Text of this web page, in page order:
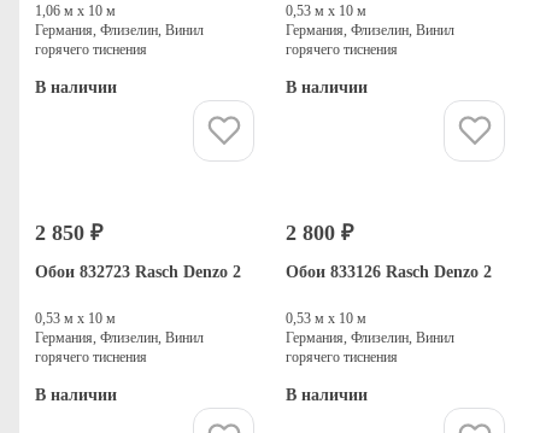
1,06 м х 10 м
Германия, Флизелин, Винил
горячего тиснения
В наличии
0,53 м х 10 м
Германия, Флизелин, Винил
горячего тиснения
В наличии
2 850 ₽
Обои 832723 Rasch Denzo 2
0,53 м х 10 м
Германия, Флизелин, Винил
горячего тиснения
В наличии
2 800 ₽
Обои 833126 Rasch Denzo 2
0,53 м х 10 м
Германия, Флизелин, Винил
горячего тиснения
В наличии